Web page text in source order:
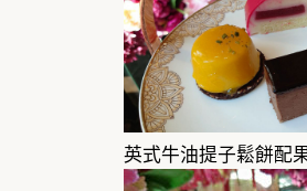
英式牛油提子鬆餅配